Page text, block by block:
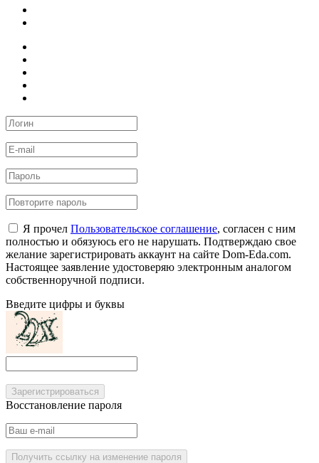
Я прочел Пользовательское соглашение, согласен с ним
полностью и обязуюсь его не нарушать. Подтверждаю свое
желание зарегистрировать аккаунт на сайте Dom-Eda.com.
Настоящее заявление удостоверяю электронным аналогом
собственноручной подписи.
Введите цифры и буквы
Зарегистрироваться
Восстановление пароля
Получить ссылку на изменение пароля